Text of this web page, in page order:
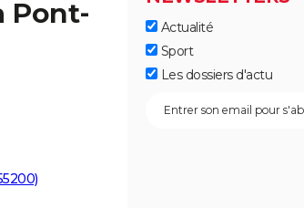
Pont-
Actualité
Sport
Les dossiers d'actu